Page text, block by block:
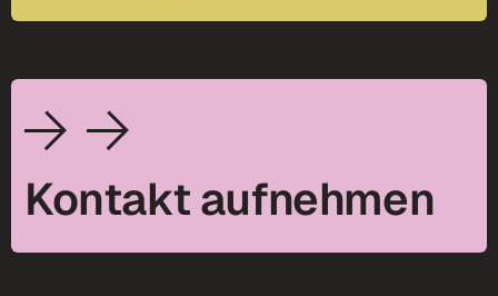
Kontakt aufnehmen